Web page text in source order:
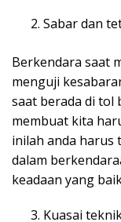
Sabar dan
Berkendara saat
menguji
saat berada di tol
membuat kita
inilah anda harus
dalam
keadaan yang
Kuasai